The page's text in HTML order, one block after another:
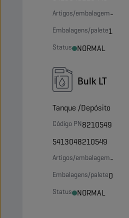
Artigos/embalagem-
Embalagens/palete1
Status NORMAL
Bulk LT
Tanque /Depósito
Código PN8210549
5413048210549
Artigos/embalagem-
Embalagens/palete0
Status NORMAL